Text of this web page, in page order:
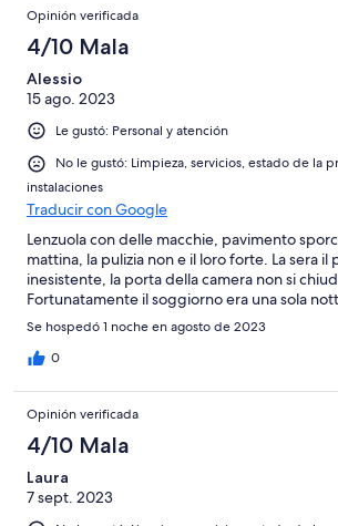
Opinión verificada
4/10 Mala
Alessio
15 ago. 2023
Le gustó: Personal y atención
No le gustó: Limpieza, servicios, estado de la
instalaciones
Traducir con Google
Lenzuola con delle macchie, pavimento
mattina, la pulizia non e il loro forte. La sera il
inesistente, la porta della camera non si
Fortunatamente il soggiorno era una sola
Se hospedó 1 noche en agosto de 2023
0
Opinión verificada
4/10 Mala
Laura
7 sept. 2023